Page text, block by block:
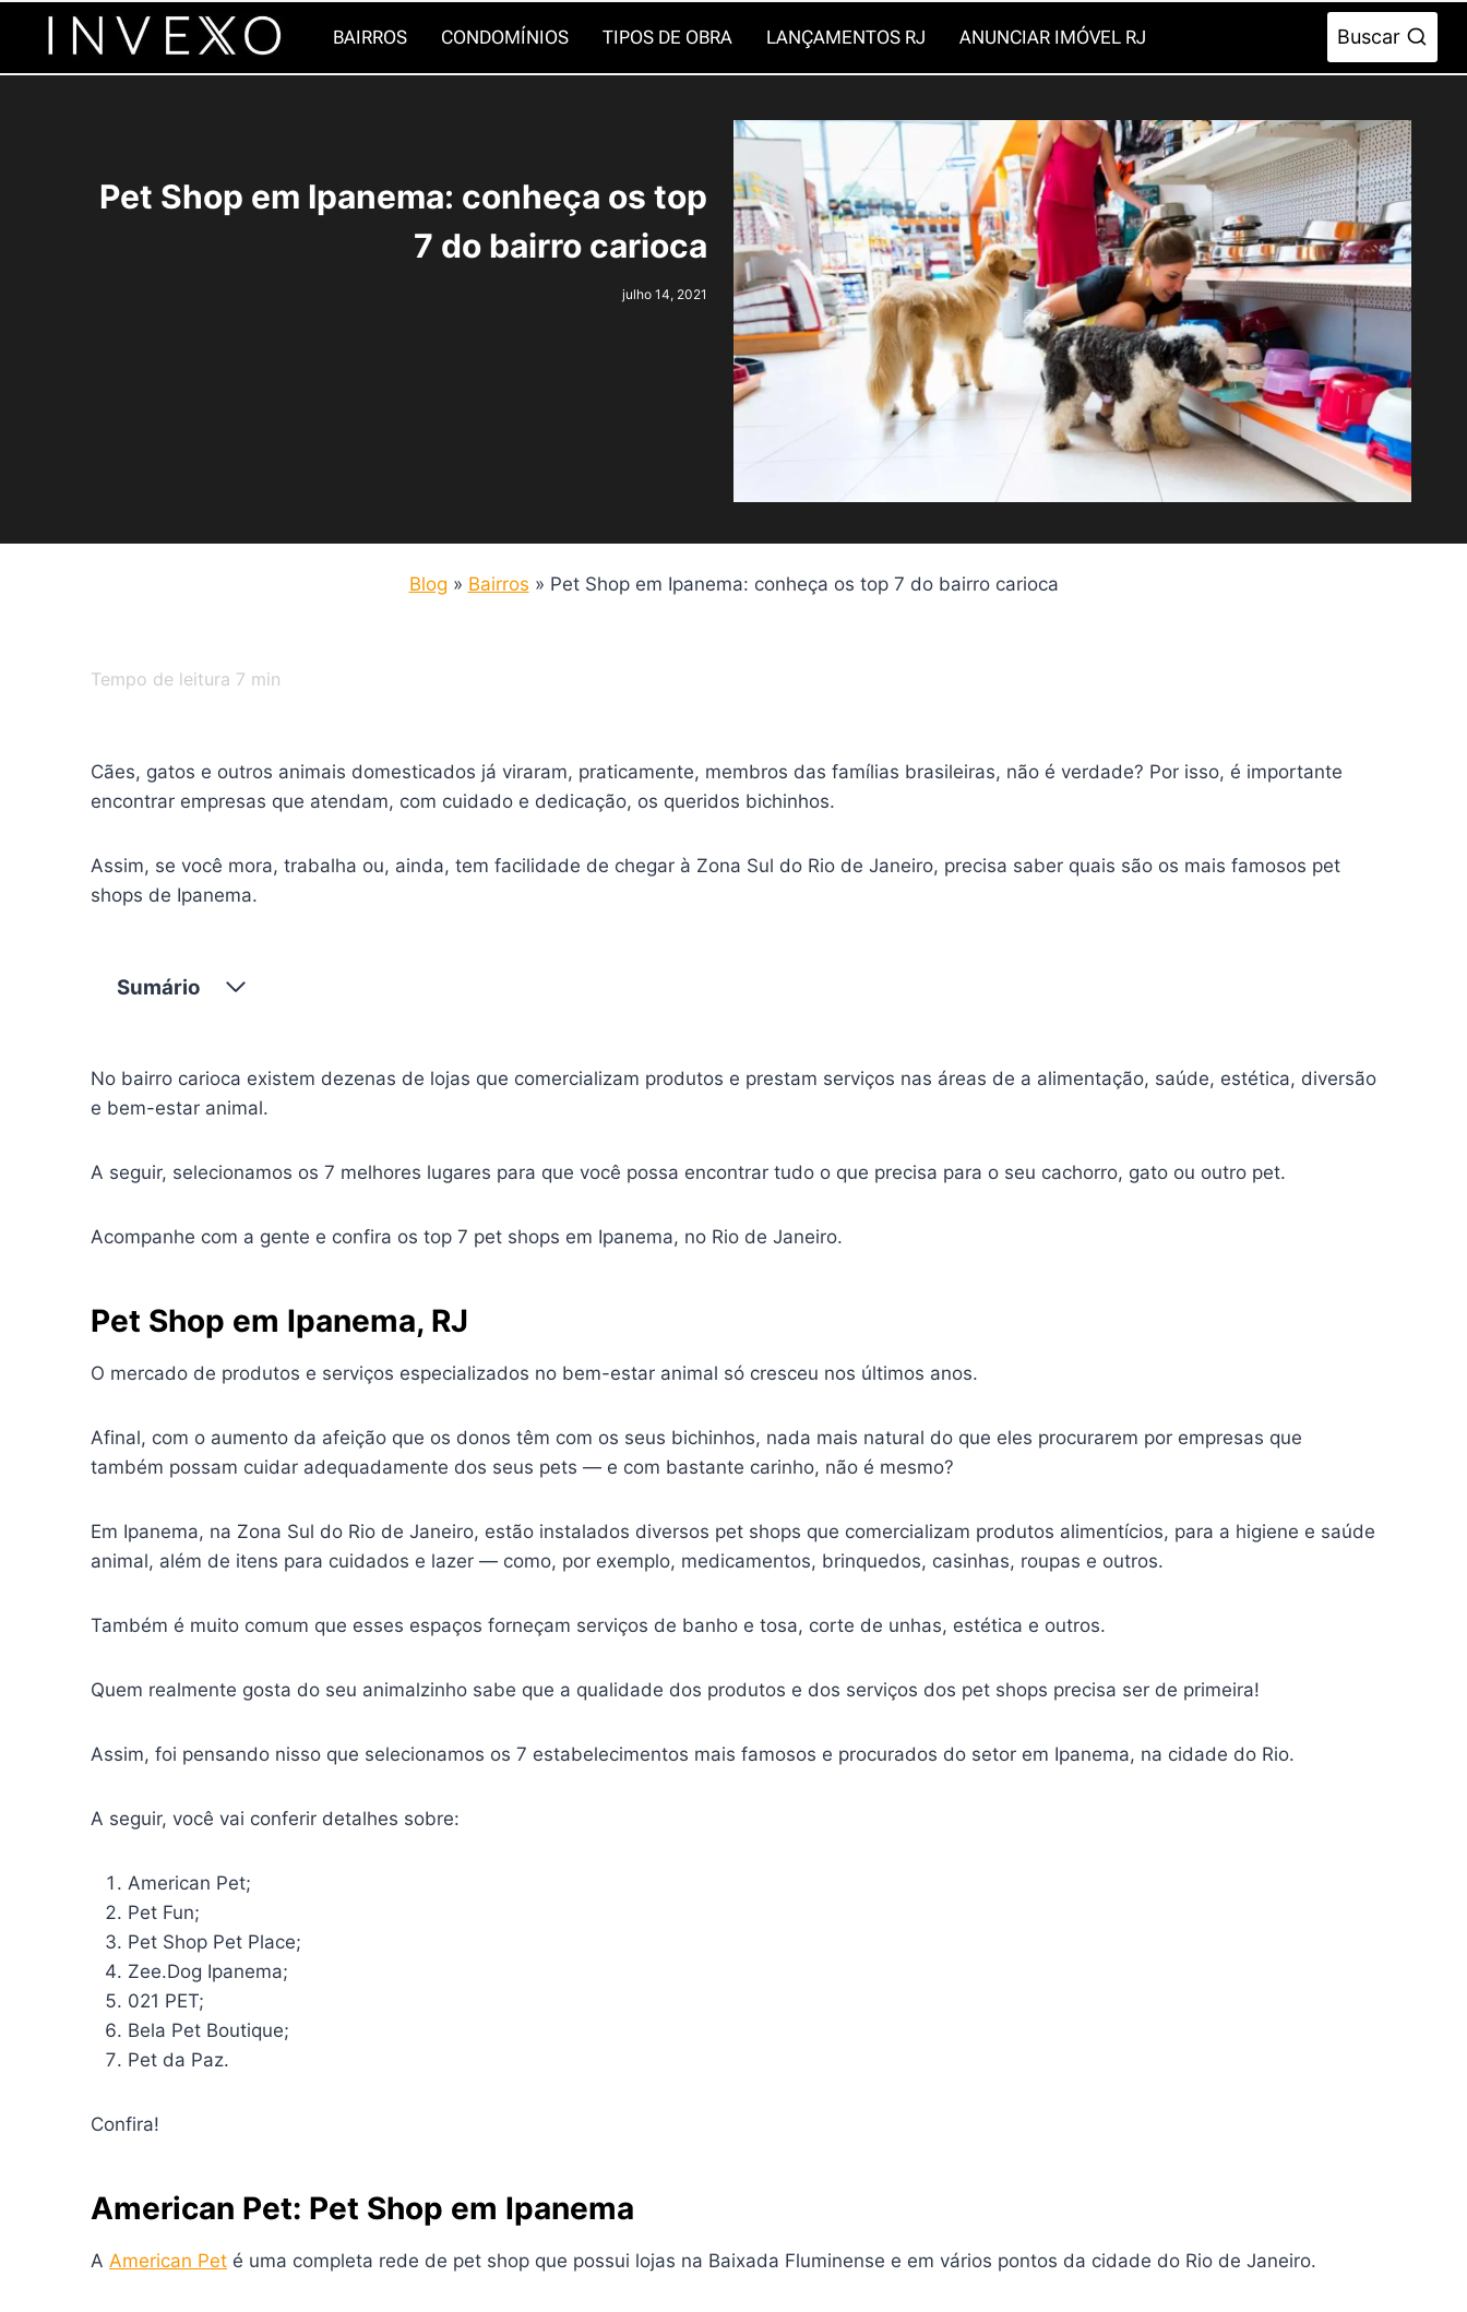
o
BAIRROS CONDOMÍNIOS TIPOS DE OBRA LANÇAMENTOS RJ ANUNCIAR IMÓVEL RJ Buscar
Pet Shop em Ipanema: conheça os top
7 do bairro carioca
julho 14, 2021
Blog » Bairros » Pet Shop em Ipanema: conheça os top 7 do bairro carioca
Tempo de leitura 7 min
Cães, gatos e outros animais domesticados já viraram, praticamente, membros das famílias brasileiras, não é verdade? Por isso, é importante
encontrar empresas que atendam, com cuidado e dedicação, os queridos bichinhos.
Assim, se você mora, trabalha ou, ainda, tem facilidade de chegar à Zona Sul do Rio de Janeiro, precisa saber quais são os mais famosos pet
shops de Ipanema.
Sumário
No bairro carioca existem dezenas de lojas que comercializam produtos e prestam serviços nas áreas de a alimentação, saúde, estética, diversão
e bem-estar animal.
A seguir, selecionamos os 7 melhores lugares para que você possa encontrar tudo o que precisa para o seu cachorro, gato ou outro pet.
Acompanhe com a gente e confira os top 7 pet shops em Ipanema, no Rio de Janeiro.
Pet Shop em Ipanema, RJ
O mercado de produtos e serviços especializados no bem-estar animal só cresceu nos últimos anos.
Afinal, com o aumento da afeição que os donos têm com os seus bichinhos, nada mais natural do que eles procurarem por empresas que
também possam cuidar adequadamente dos seus pets — e com bastante carinho, não é mesmo?
Em Ipanema, na Zona Sul do Rio de Janeiro, estão instalados diversos pet shops que comercializam produtos alimentícios, para a higiene e saúde
animal, além de itens para cuidados e lazer — como, por exemplo, medicamentos, brinquedos, casinhas, roupas e outros.
Também é muito comum que esses espaços forneçam serviços de banho e tosa, corte de unhas, estética e outros.
Quem realmente gosta do seu animalzinho sabe que a qualidade dos produtos e dos serviços dos pet shops precisa ser de primeira!
Assim, foi pensando nisso que selecionamos os 7 estabelecimentos mais famosos e procurados do setor em Ipanema, na cidade do Rio.
A seguir, você vai conferir detalhes sobre:
American Pet;
Pet Fun;
Pet Shop Pet Place;
Zee.Dog Ipanema;
021 PET;
Bela Pet Boutique;
Pet da Paz.
Confira!
American Pet: Pet Shop em Ipanema
A American Pet é uma completa rede de pet shop que possui lojas na Baixada Fluminense e em vários pontos da cidade do Rio de Janeiro.